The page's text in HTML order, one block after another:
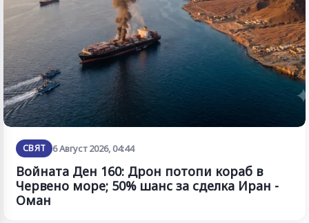
СВЯТ 6 Август 2026, 04:44
Войната Ден 160: Дрон потопи кораб в
Червено море; 50% шанс за сделка Иран -
Оман